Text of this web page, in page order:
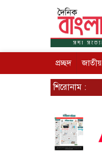
প্রচ্ছদ জাতীয়
শিরোনাম :